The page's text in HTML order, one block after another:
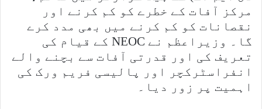
مرکز آفات کے خطرے کو کم کرنے اور
نقصانات کو کم کرنے میں بھی مدد کرے
گا۔ وزیراعظم نے NEOC کے قیام کی
تعریف کی اور قدرتی آفات سے بچنے والے
انفراسٹرکچر اور پالیسی فریم ورک کی
اہمیت پر زور دیا۔